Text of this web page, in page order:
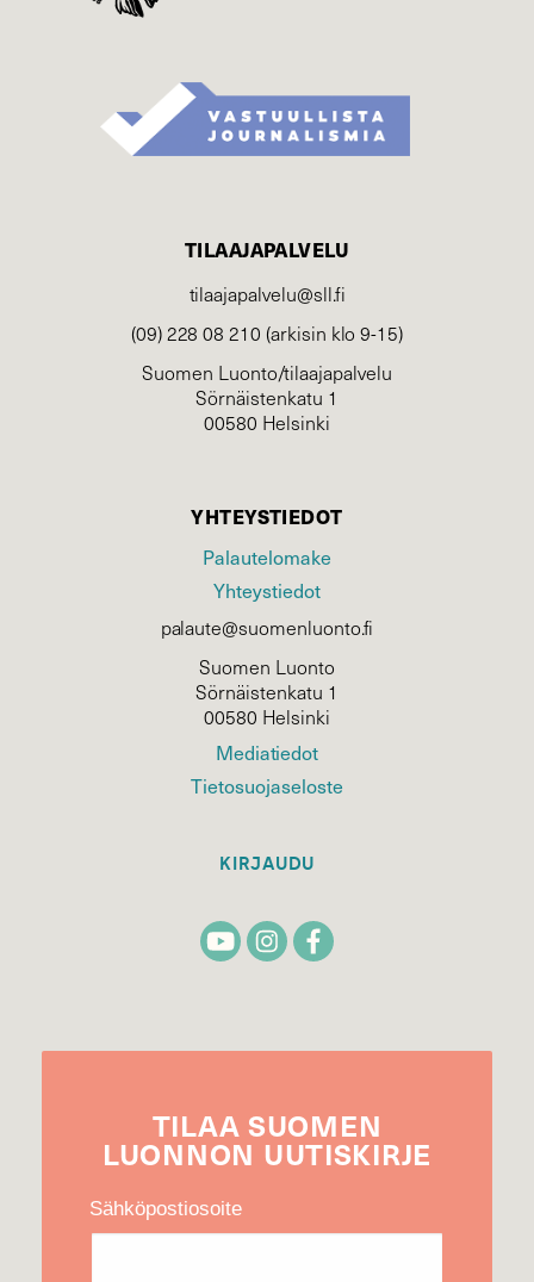
TILAAJAPALVELU
tilaajapalvelu@sll.fi
(09) 228 08 210 (arkisin klo 9-15)
Suomen Luonto/tilaajapalvelu
Sörnäistenkatu 1
00580 Helsinki
YHTEYSTIEDOT
Palautelomake
Yhteystiedot
palaute@suomenluonto.fi
Suomen Luonto
Sörnäistenkatu 1
00580 Helsinki
Mediatiedot
Tietosuojaseloste
KIRJAUDU
TILAA SUOMEN
LUONNON UUTIS­KIRJE
Sähköpostiosoite